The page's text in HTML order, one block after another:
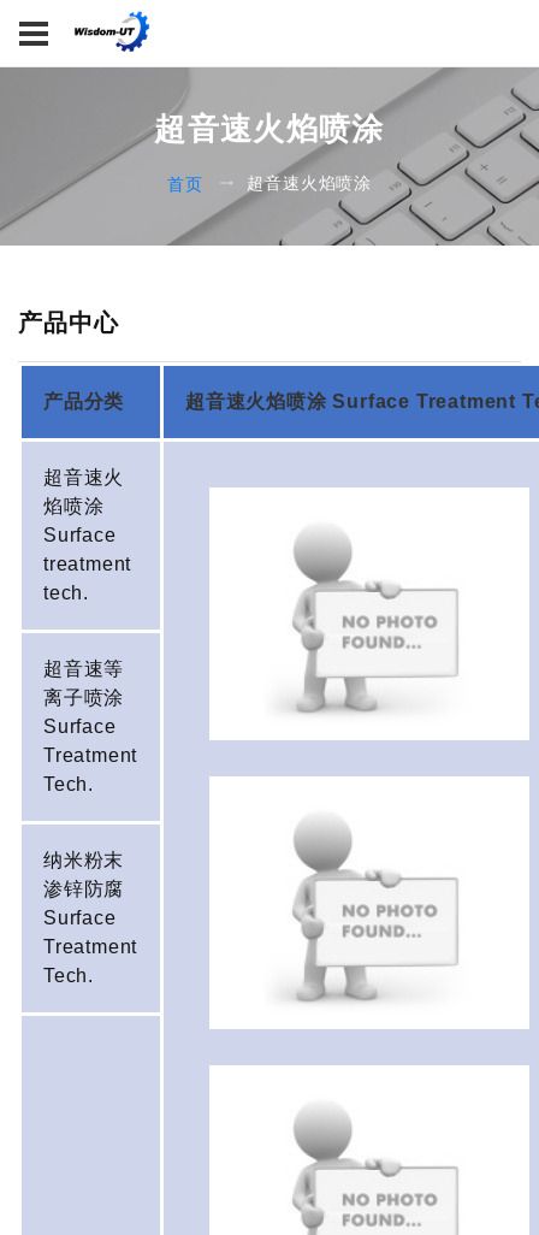
超音速火焰喷涂
首页 超音速火焰喷涂
产品中心
产品分类 超音速火焰喷涂 Surface Treatment
超音速火
焰喷涂
Surface
treatment
tech.
超音速等
离子喷涂
Surface
Treatment
Tech.
纳米粉末
渗锌防腐
Surface
Treatment
Tech.